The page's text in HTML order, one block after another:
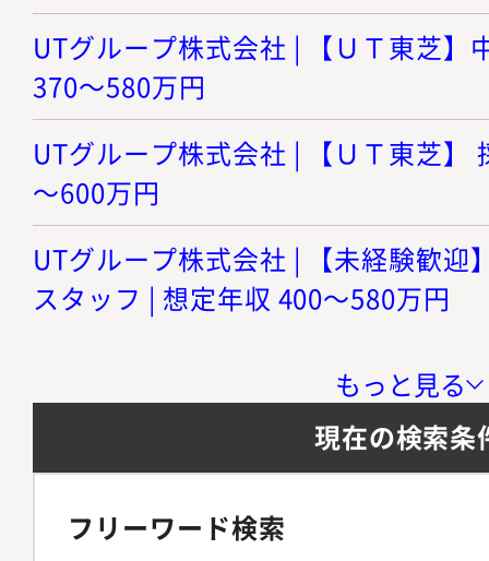
UTグループ株式会社 | 【ＵＴ東芝】
370～580万円
UTグループ株式会社 | 【ＵＴ東芝】
～600万円
UTグループ株式会社 | 【未経験歓迎
スタッフ | 想定年収 400～580万円
もっと見る
現在の検索条
フリーワード検索